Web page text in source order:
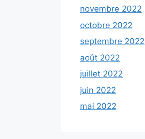
novembre 2022
octobre 2022
septembre 2022
août 2022
juillet 2022
juin 2022
mai 2022